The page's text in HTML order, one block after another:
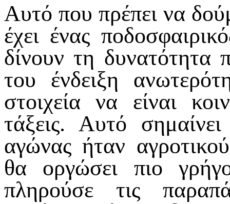
Αυτό που πρέπει να
έχει ένας
δίνουν τη δυνατότητα
του ένδειξη
στοιχεία να είναι
τάξεις. Αυτό
αγώνας ήταν
θα οργώσει πιο
πληρούσε τις